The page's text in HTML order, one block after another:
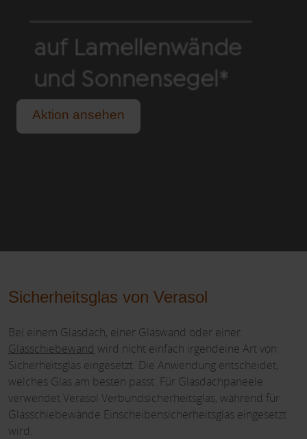
Aktion ansehen
Sicherheitsglas von Verasol
Bei einem Glasdach, einer Glaswand oder einer
Glasschiebewand wird nicht einfach irgendeine Art von
Sicherheitsglas eingesetzt. Die Anwendung entscheidet,
welches Glas am besten passt. Für Glasdachpaneele
verwendet Verasol Verbundsicherheitsglas, während für
Glasschiebewände Einscheibensicherheitsglas eingesetzt
wird.